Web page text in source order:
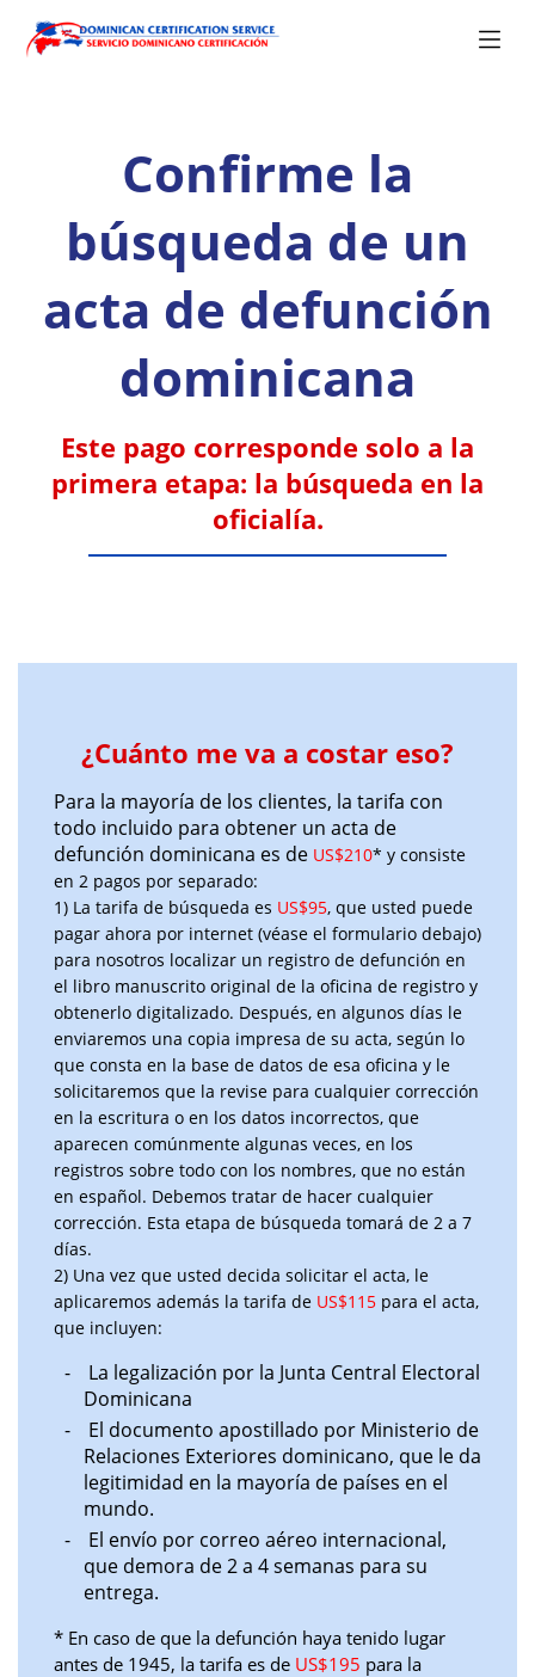
Confirme la
búsqueda de un
acta de defunción
dominicana
Este pago corresponde solo a la
primera etapa: la búsqueda en la
oficialía.
¿Cuánto me va a costar eso?
Para la mayoría de los clientes, la tarifa con
todo incluido para obtener un acta de
defunción dominicana es de US$210* y consiste
en 2 pagos por separado:
1) La tarifa de búsqueda es US$95, que usted puede
pagar ahora por internet (véase el formulario debajo)
para nosotros localizar un registro de defunción en
el libro manuscrito original de la oficina de registro y
obtenerlo digitalizado. Después, en algunos días le
enviaremos una copia impresa de su acta, según lo
que consta en la base de datos de esa oficina y le
solicitaremos que la revise para cualquier corrección
en la escritura o en los datos incorrectos, que
aparecen comúnmente algunas veces, en los
registros sobre todo con los nombres, que no están
en español. Debemos tratar de hacer cualquier
corrección. Esta etapa de búsqueda tomará de 2 a 7
días.
2) Una vez que usted decida solicitar el acta, le
aplicaremos además la tarifa de US$115 para el acta,
que incluyen:
La legalización por la Junta Central Electoral
Dominicana
El documento apostillado por Ministerio de
Relaciones Exteriores dominicano, que le da
legitimidad en la mayoría de países en el
mundo.
El envío por correo aéreo internacional,
que demora de 2 a 4 semanas para su
entrega.
* En caso de que la defunción haya tenido lugar
antes de 1945, la tarifa es de US$195 para la